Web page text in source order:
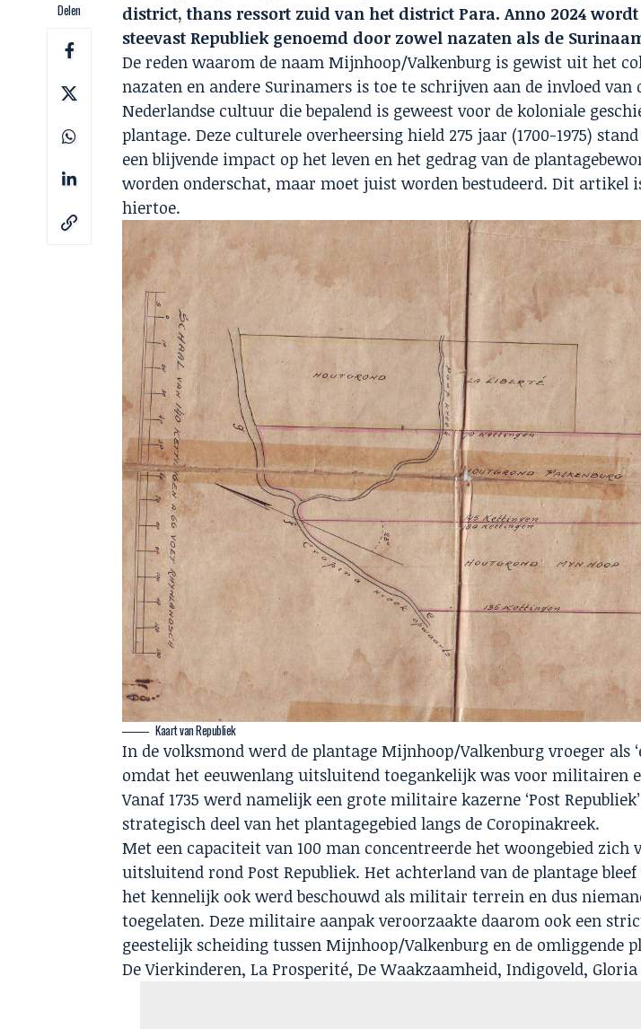
Delen
district, thans ressort zuid van het district Para. Anno 2024
steevast Republiek genoemd door zowel nazaten als de
De reden waarom de naam Mijnhoop/Valkenburg is gewist uit het
nazaten en andere Surinamers is toe te schrijven aan de invloed van
Nederlandse cultuur die bepalend is geweest voor de koloniale
plantage. Deze culturele overheersing hield 275 jaar (1700-1975)
een blijvende impact op het leven en het gedrag van de
worden onderschat, maar moet juist worden bestudeerd. Dit artikel
hiertoe.
Kaart van Republiek
In de volksmond werd de plantage Mijnhoop/Valkenburg vroeger als
omdat het eeuwenlang uitsluitend toegankelijk was voor militairen
Vanaf 1735 werd namelijk een grote militaire kazerne ‘Post
strategisch deel van het plantagegebied langs de Coropinakreek.
Met een capaciteit van 100 man concentreerde het woongebied zich
uitsluitend rond Post Republiek. Het achterland van de plantage
het kennelijk ook werd beschouwd als militair terrein en dus
toegelaten. Deze militaire aanpak veroorzaakte daarom ook een
geestelijk scheiding tussen Mijnhoop/Valkenburg en de omliggende
De Vierkinderen, La Prosperité, De Waakzaamheid, Indigoveld,